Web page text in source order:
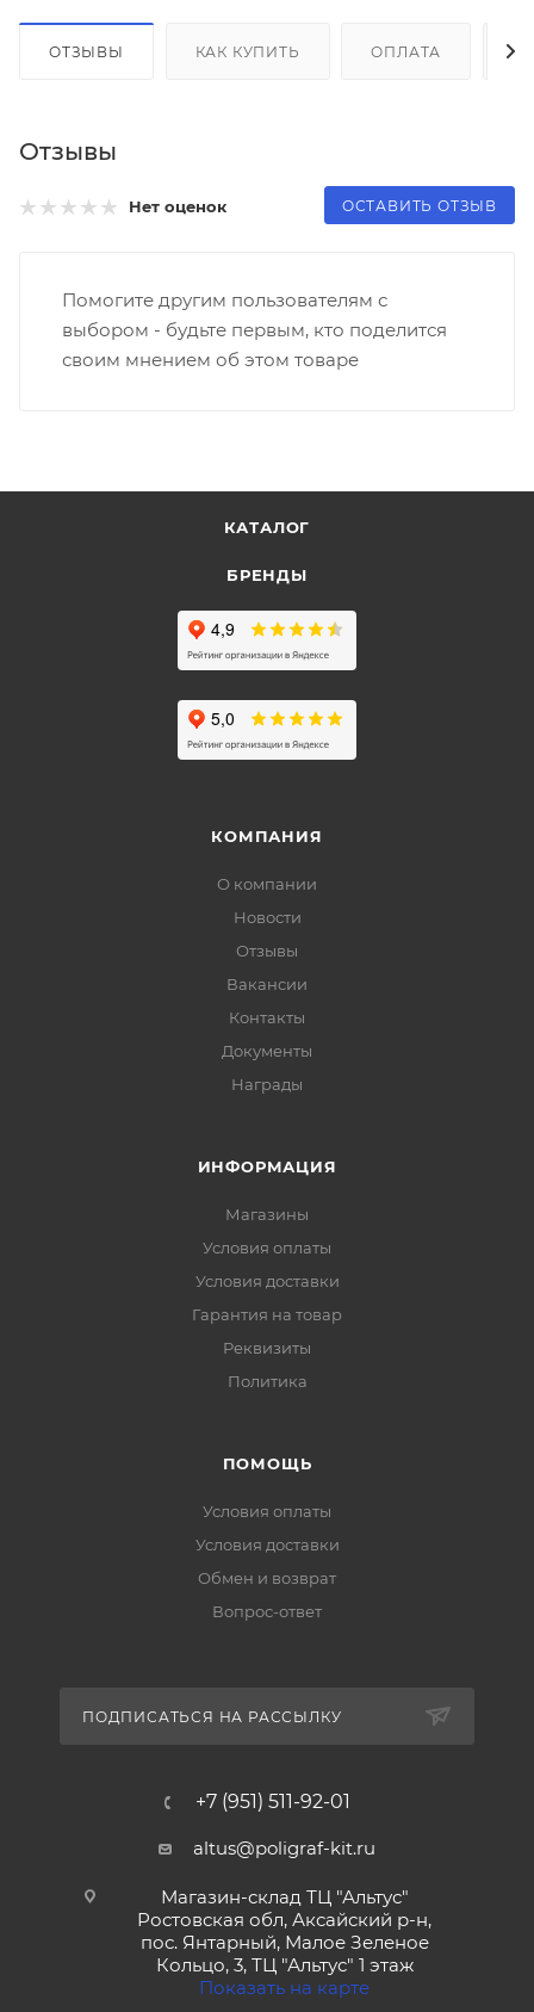
ОТЗЫВЫ КАК КУПИТЬ ОПЛАТА
Отзывы
Нет оценок ОСТАВИТЬ ОТЗЫВ
Помогите другим пользователям с
выбором - будьте первым, кто поделится
своим мнением об этом товаре
КАТАЛОГ
БРЕНДЫ
КОМПАНИЯ
О компании
Новости
Отзывы
Вакансии
Контакты
Документы
Награды
ИНФОРМАЦИЯ
Магазины
Условия оплаты
Условия доставки
Гарантия на товар
Реквизиты
Политика
ПОМОЩЬ
Условия оплаты
Условия доставки
Обмен и возврат
Вопрос-ответ
ПОДПИСАТЬСЯ НА РАССЫЛКУ
+7 (951) 511-92-01
altus@poligraf-kit.ru
Магазин-склад ТЦ "Альтус"
Ростовская обл, Аксайский р-н,
пос. Янтарный, Малое Зеленое
Кольцо, 3, ТЦ "Альтус" 1 этаж
Показать на карте